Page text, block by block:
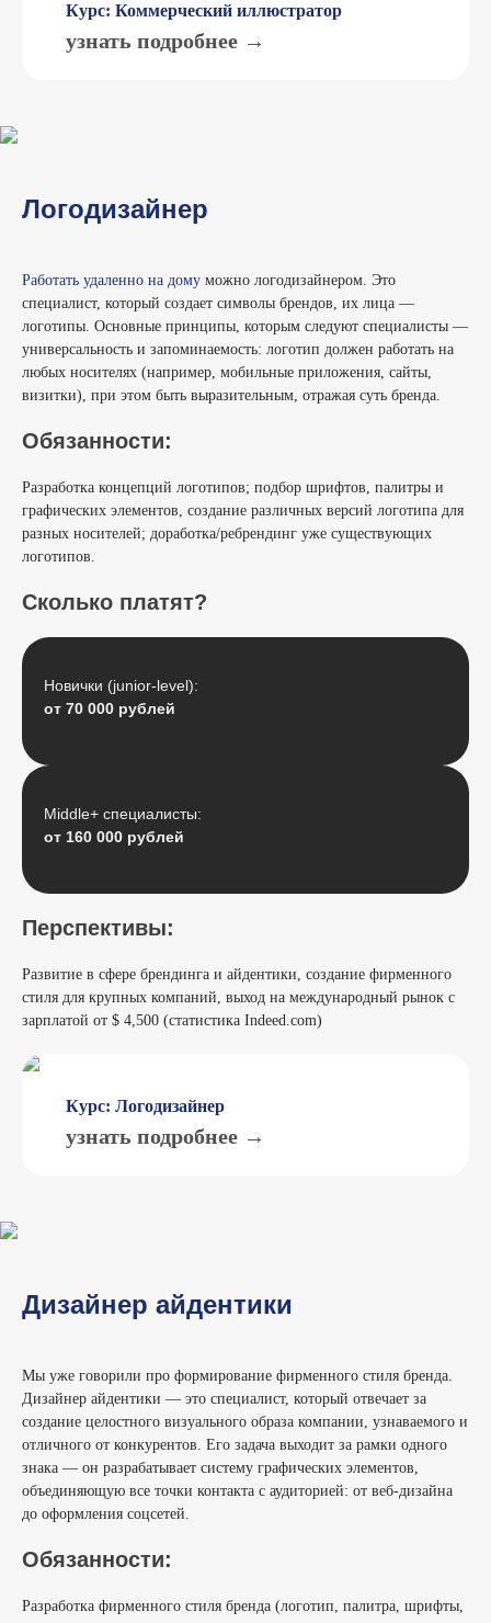
Курс: Коммерческий иллюстратор
узнать подробнее →
Логодизайнер
Работать удаленно на дому можно логодизайнером. Это
специалист, который создает символы брендов, их лица —
логотипы. Основные принципы, которым следуют специалисты —
универсальность и запоминаемость: логотип должен работать на
любых носителях (например, мобильные приложения, сайты,
визитки), при этом быть выразительным, отражая суть бренда.
Обязанности:
Разработка концепций логотипов; подбор шрифтов, палитры и
графических элементов, создание различных версий логотипа для
разных носителей; доработка/ребрендинг уже существующих
логотипов.
Сколько платят?
Новички (junior-level):
от 70 000 рублей
Middle+ специалисты:
от 160 000 рублей
Перспективы:
Развитие в сфере брендинга и айдентики, создание фирменного
стиля для крупных компаний, выход на международный рынок с
зарплатой от $ 4,500 (статистика Indeed.com)
Курс: Логодизайнер
узнать подробнее →
Дизайнер айдентики
Мы уже говорили про формирование фирменного стиля бренда.
Дизайнер айдентики — это специалист, который отвечает за
создание целостного визуального образа компании, узнаваемого и
отличного от конкурентов. Его задача выходит за рамки одного
знака — он разрабатывает систему графических элементов,
объединяющую все точки контакта с аудиторией: от веб-дизайна
до оформления соцсетей.
Обязанности:
Разработка фирменного стиля бренда (логотип, палитра, шрифты,